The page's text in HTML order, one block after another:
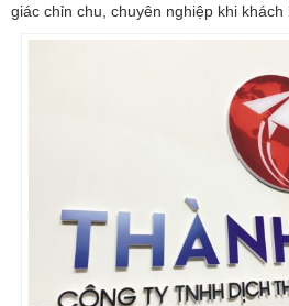
giác chỉn chu, chuyên nghiệp khi khách